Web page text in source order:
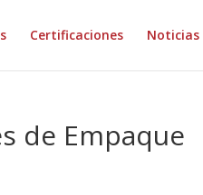
Certificaciones Noticias
de Empaque